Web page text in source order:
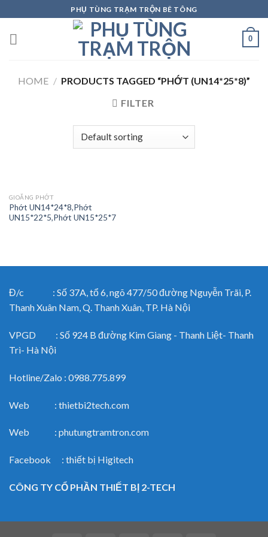
to
content
PHỤ TÙNG TRẠM TRỘN BÊ TÔNG
0
HOME / PRODUCTS TAGGED “PHỚT (UN14*25*8)”
FILTER
GIOĂNG PHỚT
Phớt UN14*24*8,Phớt
UN15*22*5,Phớt UN15*25*7
Đ/c : Số 37A, tổ 6, ngõ 477/50 đường Nguyễn Trãi, P.
Thanh Xuân Nam, Q. Thanh Xuân, TP. Hà Nội
VPGD : Số 924 B đường Kim Giang - Thanh Liệt- Thanh
Trì- Hà Nội
Hotline/Zalo : 0988.775.899
Web : thietbi2tech.com
Web : phutungtramtron.com
Facebook : thiết bị Higitech
CÔNG TY CỔ PHẦN THIẾT BỊ 2-TECH